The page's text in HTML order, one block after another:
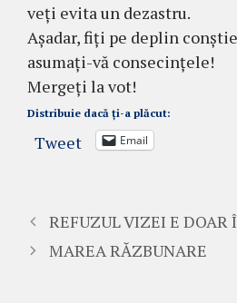
veți evita un dezastru.
Așadar, fiți pe deplin
asumați-vă consecințele!
Mergeți la vot!
Distribuie dacă ți-a plăcut:
Tweet Email
REFUZUL VIZEI E DOAR
MAREA RĂZBUNARE